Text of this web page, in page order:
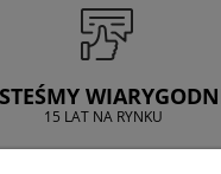
15 LAT NA RYNKU